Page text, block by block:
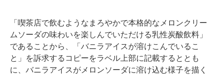
「喫茶店で飲むようなまろやかで本格的なメロンクリー
ムソーダの味わいを楽しんでいただける乳性炭酸飲料」
であることから、「バニラアイスが溶けこんでいるこ
と」を訴求するコピーをラベル上部に記載するととも
に、バニラアイスがメロンソーダに溶け込む様子を描く